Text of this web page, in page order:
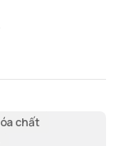
chất